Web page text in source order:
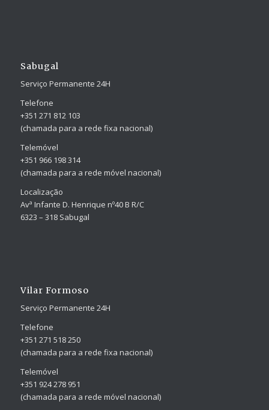
Sabugal
Serviço Permanente 24H
Telefone
+351 271 812 103
(chamada para a rede fixa nacional)
Telemóvel
+351 966 198 314
(chamada para a rede móvel nacional)
Localização
Avª Infante D. Henrique nº40 B R/C
6323 – 318 Sabugal
Vilar Formoso
Serviço Permanente 24H
Telefone
+351 271 518 250
(chamada para a rede fixa nacional)
Telemóvel
+351 924 278 951
(chamada para a rede móvel nacional)